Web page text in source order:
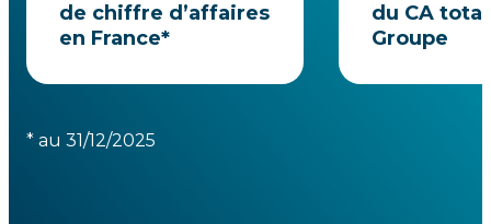
de chiffre d’affaires
en France*
du CA
Groupe
* au 31/12/2025